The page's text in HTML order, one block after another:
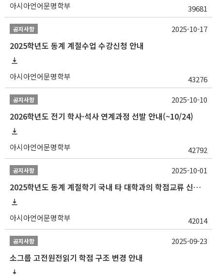
아시아언어문명학부 39681
공지사항
2025학년도 동계 계절수업 수강신청 안내
아시아언어문명학부 43276
2025-10-17
공지사항
2026학년도 전기 학사·석사 연계과정 선발 안내(~10/24)
아시아언어문명학부 42792
2025-10-10
공지사항
2025학년도 동계 계절학기 국내 타 대학과의 학점교류 신청 안내
아시아언어문명학부 42014
2025-10-01
공지사항
소그룹 고전원전읽기 학점 구조 변경 안내
2025-09-23